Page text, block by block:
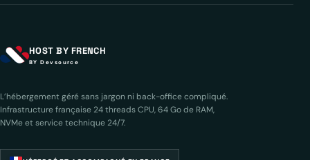
HOST BY FRENCH
BY Devsource
L’hébergement géré sans jargon ni back-office compliqué.
Infrastructure française 24 threads CPU, 64 Go de RAM,
NVMe et service technique 24/7.